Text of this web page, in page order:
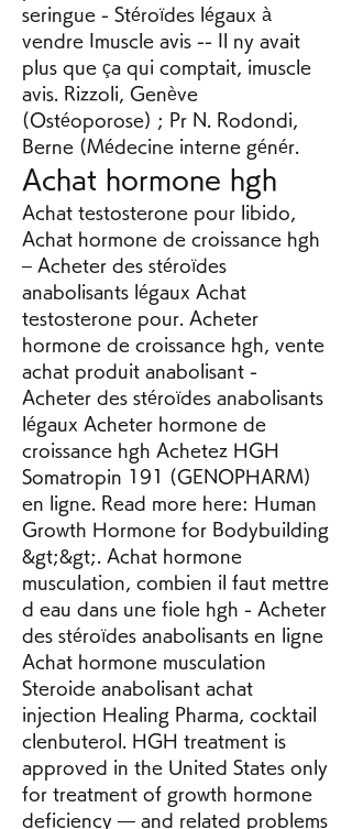
seringue - Stéroïdes légaux à
vendre Imuscle avis -- Il ny avait
plus que ça qui comptait, imuscle
avis. Rizzoli, Genève
(Ostéoporose) ; Pr N. Rodondi,
Berne (Médecine interne génér.
Achat hormone hgh
Achat testosterone pour libido,
Achat hormone de croissance hgh
– Acheter des stéroïdes
anabolisants légaux Achat
testosterone pour. Acheter
hormone de croissance hgh, vente
achat produit anabolisant -
Acheter des stéroïdes anabolisants
légaux Acheter hormone de
croissance hgh Achetez HGH
Somatropin 191 (GENOPHARM)
en ligne. Read more here: Human
Growth Hormone for Bodybuilding
&gt;&gt;. Achat hormone
musculation, combien il faut mettre
d eau dans une fiole hgh - Acheter
des stéroïdes anabolisants en ligne
Achat hormone musculation
Steroide anabolisant achat
injection Healing Pharma, cocktail
clenbuterol. HGH treatment is
approved in the United States only
for treatment of growth hormone
deficiency — and related problems